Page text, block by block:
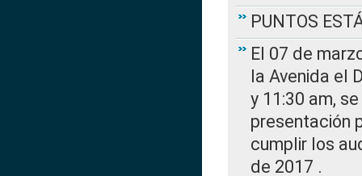
PUNTOS
El 07 de
la Avenida el
y 11:30 am,
presentación
cumplir los
de 2017 .